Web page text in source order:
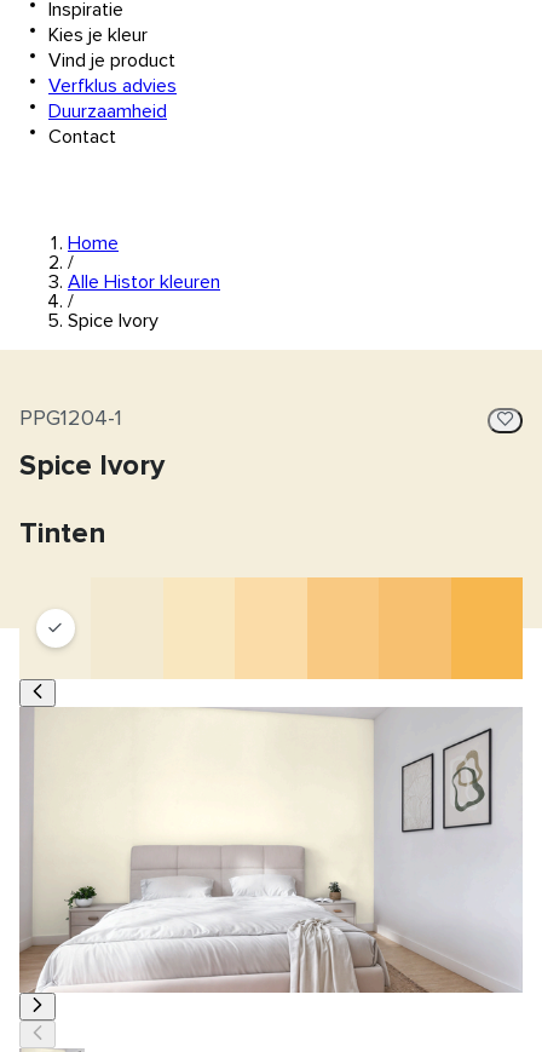
Inspiratie
Kies je kleur
Vind je product
Verfklus advies
Duurzaamheid
Contact
Home
/
Alle Histor kleuren
/
Spice Ivory
PPG1204-1
Spice Ivory
Tinten